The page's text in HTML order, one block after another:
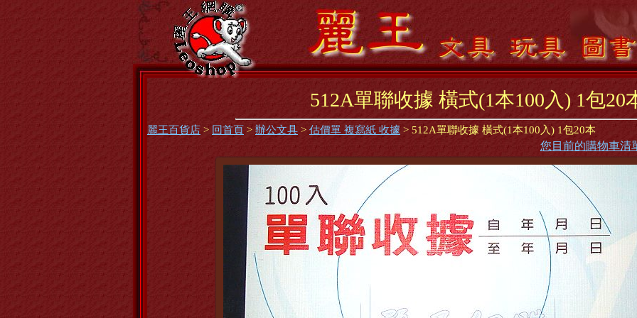
512A單聯收據 橫式(1本100入) 1包20
麗王百貨店 > 回首頁 > 辦公文具 > 估價單 複寫紙 收據> 512A單聯收據 橫式(1本100入) 1包20本
您目前的購物車清